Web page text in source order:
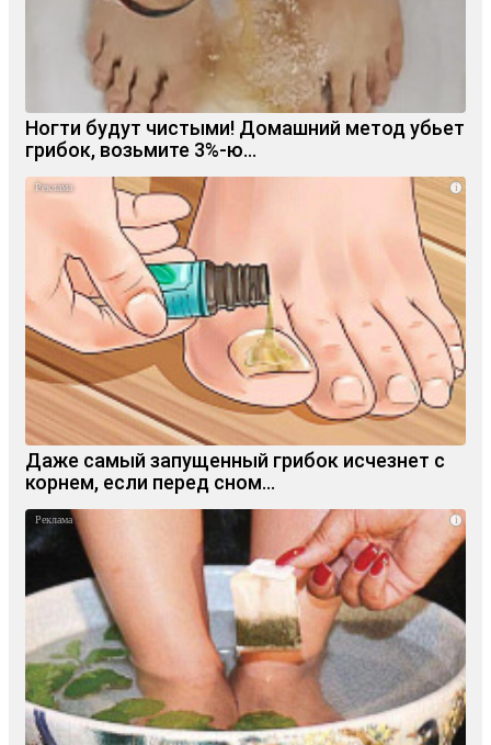
Ногти будут чистыми! Домашний метод убьет
грибок, возьмите 3%-ю…
i
Даже самый запущенный грибок исчезнет с
корнем, если перед сном…
i